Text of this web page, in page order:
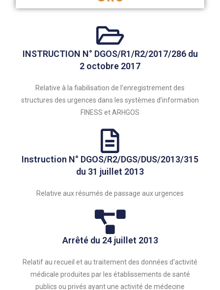
INSTRUCTION N° DGOS/R1/R2/2017/286 du
2 octobre 2017
Relative à la fiabilisation de l’enregistrement des
structures des urgences dans les systèmes d’information
FINESS et ARHGOS
Instruction N° DGOS/R2/DGS/DUS/2013/315
du 31 juillet 2013
Relative aux résumés de passage aux urgences
Arrêté du 24 juillet 2013
Relatif au recueil et au traitement des données d'activité
médicale produites par les établissements de santé
publics ou privés ayant une activité de médecine